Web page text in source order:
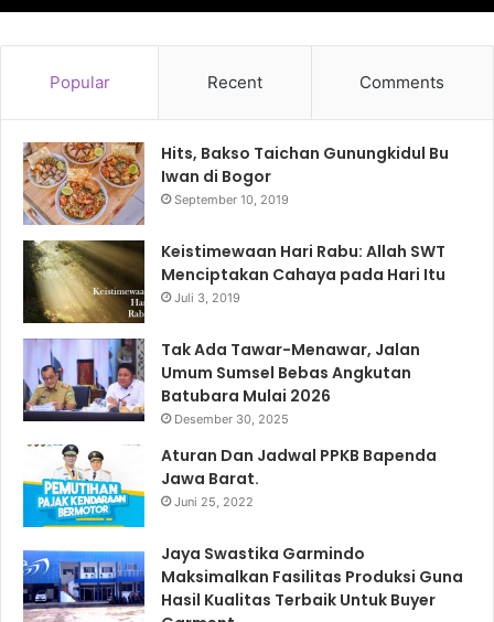
Popular Recent Comments
Hits, Bakso Taichan Gunungkidul Bu
Iwan di Bogor
September 10, 2019
Keistimewaan Hari Rabu: Allah SWT
Menciptakan Cahaya pada Hari Itu
Juli 3, 2019
Tak Ada Tawar-Menawar, Jalan
Umum Sumsel Bebas Angkutan
Batubara Mulai 2026
Desember 30, 2025
Aturan Dan Jadwal PPKB Bapenda
Jawa Barat.
Juni 25, 2022
Jaya Swastika Garmindo
Maksimalkan Fasilitas Produksi Guna
Hasil Kualitas Terbaik Untuk Buyer